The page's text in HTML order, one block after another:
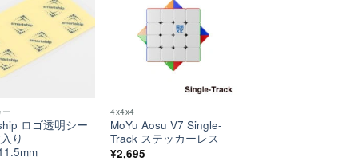
ほし
い！
ロゴ透明シー
り
4x4x4
MoYu Aosu V7 Single-
Track ステッカーレス
¥2,695